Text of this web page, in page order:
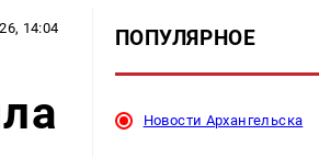
14:04 ПОПУЛЯРНОЕ
Новости Архангельска